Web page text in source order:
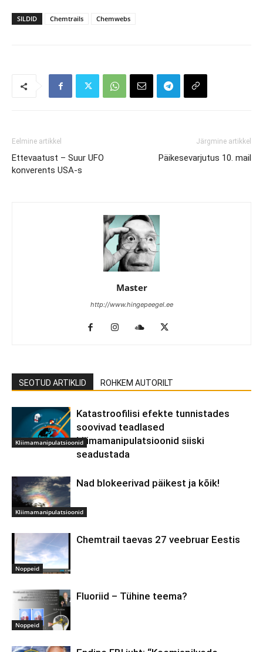
SILDID Chemtrails Chemwebs
Eelmine artikkel
Ettevaatust – Suur UFO
konverents USA-s
Järgmine artikkel
Päikesevarjutus 10. mail
Master
http://www.hingepeegel.ee
SEOTUD ARTIKLID ROHKEM AUTORILT
Kliimamanipulatsioonid
Katastroofilisi efekte tunnistades
soovivad teadlased
kliimamanipulatsioonid siiski
seadustada
Kliimamanipulatsioonid
Nad blokeerivad päikest ja kõik!
Noppeid
Chemtrail taevas 27 veebruar Eestis
Noppeid
Fluoriid – Tühine teema?